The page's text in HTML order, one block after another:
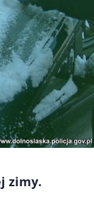
zimy.